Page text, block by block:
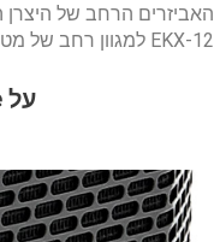
האביזרים הרחב של היצרן
EKX-12 למגוון רחב של מטרות בכל עת.
על Electro Voice